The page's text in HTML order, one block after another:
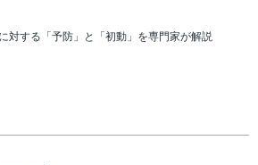
対する「予防」と「初動」を専門家が解説